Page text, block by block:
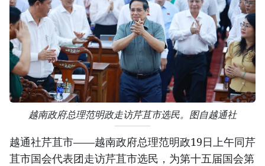
越南政府总理范明政走访芹苴市选民。图自越通社
越通社芹苴市——越南政府总理范明政19日上午同芹
苴市国会代表团走访芹苴市选民，为第十五届国会第